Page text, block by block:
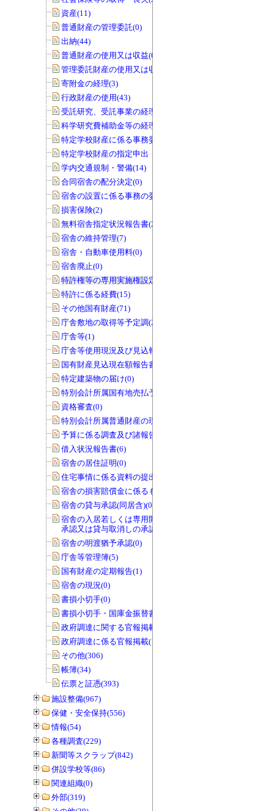
資産(11)
普通財産の管理委託(0)
出納(44)
普通財産の使用又は収益(0)
管理委託財産の使用又は収益(0)
寄附金の経理(3)
行政財産の使用(43)
受託研究、受託事業の経理(12)
科学研究費補助金等の経理(5)
特定学校財産に係る事務委任の承認(0)
特定学校財産の指定申出・協議(0)
学内交通規制・警備(14)
合同宿舎の配分決定(0)
宿舎の設置に係る事務の委任(0)
損害保険(2)
無料宿舎指定状況報告書(2)
宿舎の維持管理(7)
宿舎・自動車使用料(0)
宿舎廃止(0)
特許権等の専用実施権設定(22)
特許に係る経費(15)
その他国有財産(71)
庁舎敷地の取得等予定調(22)
庁舎等(1)
庁舎等使用現況及び見込報告書(0)
国有財産見込現在額報告書(1)
特定建築物の届け(0)
特別会計所属国有地売払予定調(0)
資格審査(0)
特別会計所属普通財産の現況調査(0)
予算に係る調査及び諸報告(286)
借入状況報告書(6)
宿舎の居住証明(0)
住宅事情に係る資料の提出(3)
宿舎の損害賠償金に係るもの(0)
宿舎の貸与承認(同居含)(0)
宿舎の入居若しくは専用開始の延期の
承認又は貸与取消しの承認(0)
宿舎の明渡猶予承認(0)
庁舎等管理簿(5)
国有財産の定期報告(1)
宿舎の現況(0)
書損小切手(0)
書損小切手・国庫金振替書(0)
政府調達に関する官報掲載(0)
政府調達に係る官報掲載(1)
その他(306)
帳簿(34)
伝票と証憑(393)
施設整備(967)
保健・安全保持(556)
情報(54)
各種調査(229)
新聞等スクラップ(842)
併設学校等(86)
関連組織(0)
外部(319)